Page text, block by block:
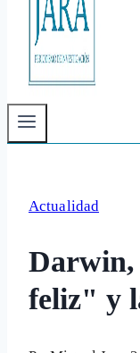
Actualidad
feliz" y